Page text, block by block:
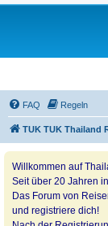
FAQ Regeln
TUK TUK Thailand
Willkommen auf
Seit über 20 Jahren
Das Forum von
und registriere dich!